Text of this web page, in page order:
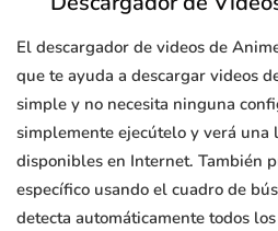
El descargador de videos de
que te ayuda a descargar videos
simple y no necesita ninguna
simplemente ejecútelo y verá una
disponibles en Internet. También
específico usando el cuadro de
detecta automáticamente todos